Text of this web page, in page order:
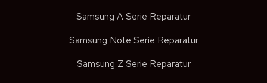
Samsung A Serie Reparatur
Samsung Note Serie Reparatur
Samsung Z Serie Reparatur